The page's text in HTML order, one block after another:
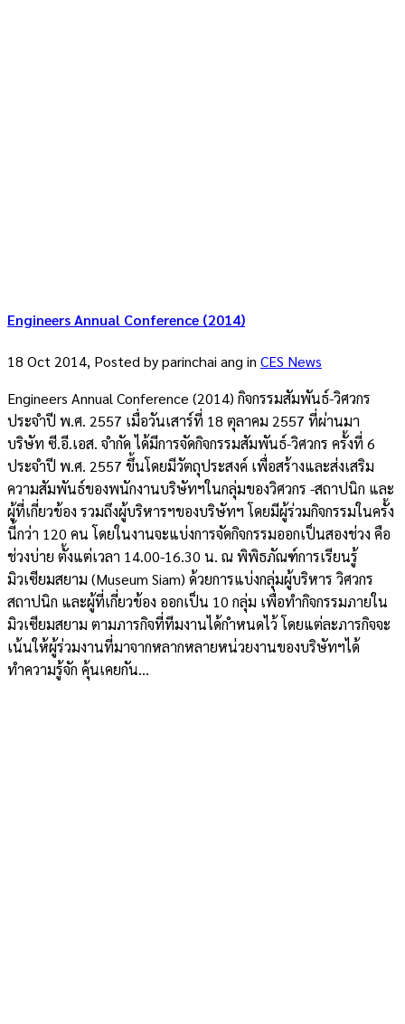
Engineers Annual Conference (2014)
18 Oct 2014, Posted byparinchai ang in CES News
Engineers Annual Conference (2014) กิจกรรมสัมพันธ์-วิศวกร
ประจำปี พ.ศ. 2557 เมื่อวันเสาร์ที่ 18 ตุลาคม 2557 ที่ผ่านมา
บริษัท ซี.อี.เอส. จำกัด ได้มีการจัดกิจกรรมสัมพันธ์-วิศวกร ครั้งที่ 6
ประจำปี พ.ศ. 2557 ขึ้นโดยมีวัตถุประสงค์ เพื่อสร้างและส่งเสริม
ความสัมพันธ์ของพนักงานบริษัทฯในกลุ่มของวิศวกร -สถาปนิก และ
ผู้ที่เกี่ยวข้อง รวมถึงผู้บริหารฯของบริษัทฯ โดยมีผู้ร่วมกิจกรรมในครั้ง
นี้กว่า 120 คน โดยในงานจะแบ่งการจัดกิจกรรมออกเป็นสองช่วง คือ
ช่วงบ่าย ตั้งแต่เวลา 14.00-16.30 น. ณ พิพิธภัณฑ์การเรียนรู้
มิวเซียมสยาม (Museum Siam) ด้วยการแบ่งกลุ่มผู้บริหาร วิศวกร
สถาปนิก และผู้ที่เกี่ยวข้อง ออกเป็น 10 กลุ่ม เพื่อทำกิจกรรมภายใน
มิวเซียมสยาม ตามภารกิจที่ทีมงานได้กำหนดไว้ โดยแต่ละภารกิจจะ
เน้นให้ผู้ร่วมงานที่มาจากหลากหลายหน่วยงานของบริษัทฯได้
ทำความรู้จัก คุ้นเคยกัน...